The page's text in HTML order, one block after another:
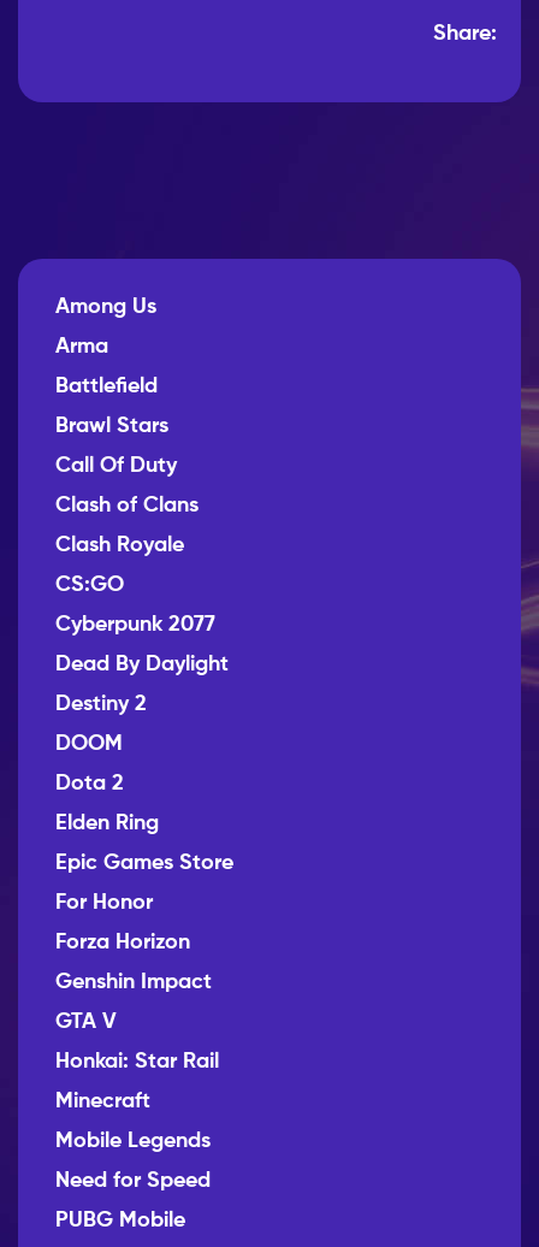
Share:
Among Us
Arma
Battlefield
Brawl Stars
Call Of Duty
Clash of Clans
Clash Royale
CS:GO
Cyberpunk 2077
Dead By Daylight
Destiny 2
DOOM
Dota 2
Elden Ring
Epic Games Store
For Honor
Forza Horizon
Genshin Impact
GTA V
Honkai: Star Rail
Minecraft
Mobile Legends
Need for Speed
PUBG Mobile